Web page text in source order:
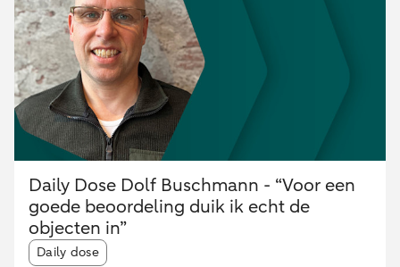
Daily Dose Dolf Buschmann - “Voor een
goede beoordeling duik ik echt de
objecten in”
Article tags:
Daily dose